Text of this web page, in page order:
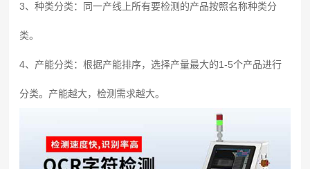
3、种类分类：同一产线上所有要检测的产品按照名称种类分
类。
4、产能分类：根据产能排序，选择产量最大的1-5个产品进行
分类。产能越大，检测需求越大。